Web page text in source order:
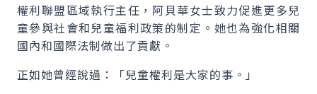
權利聯盟區域執行主任，阿貝華女士致力促進更多兒
童參與社會和兒童福利政策的制定。她也為強化相關
國內和國際法制做出了貢獻。
正如她曾經說過：「兒童權利是大家的事。」